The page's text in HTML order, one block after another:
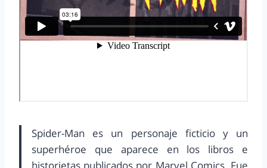
Spider-Man es un personaje ficticio y un
superhéroe que aparece en los libros e